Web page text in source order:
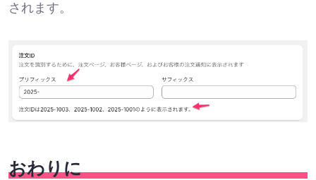
されます。
おわりに